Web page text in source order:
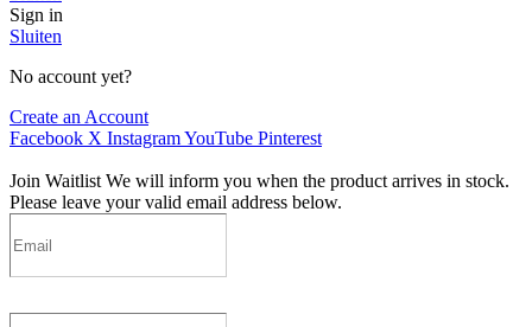
Sign in
Sluiten
No account yet?
Create an Account
Facebook X InstagramYouTube Pinterest
Join Waitlist We will inform you when the product arrives in stock.
Please leave your valid email address below.